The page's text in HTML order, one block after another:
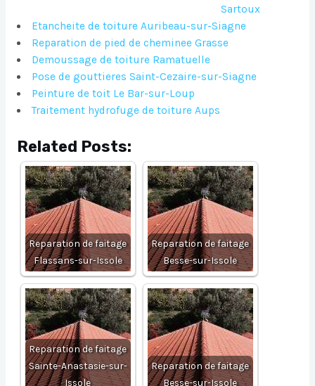
Sartoux
Etancheite de toiture Auribeau-sur-Siagne
Reparation de pied de cheminee Grasse
Demoussage de toiture Ramatuelle
Pose de gouttieres Saint-Cezaire-sur-Siagne
Peinture de toit Le Bar-sur-Loup
Traitement hydrofuge de toiture Aups
Related Posts:
Reparation de faitage
Flassans-sur-Issole
Reparation de faitage
Besse-sur-Issole
Reparation de faitage
Sainte-Anastasie-sur-
Issole
Reparation de faitage
Besse-sur-Issole